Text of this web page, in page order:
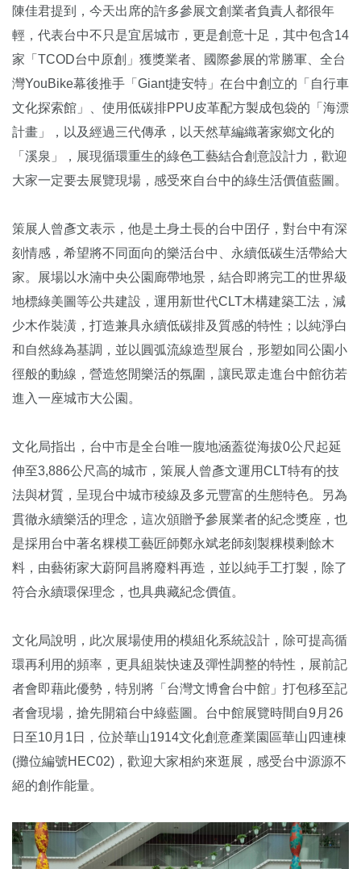
陳佳君提到，今天出席的許多參展文創業者負責人都很年
輕，代表台中不只是宜居城市，更是創意十足，其中包含14
家「TCOD台中原創」獲獎業者、國際參展的常勝軍、全台
灣YouBike幕後推手「Giant捷安特」在台中創立的「自行車
文化探索館」、使用低碳排PPU皮革配方製成包袋的「海漂
計畫」，以及經過三代傳承，以天然草編織著家鄉文化的
「溪泉」，展現循環重生的綠色工藝結合創意設計力，歡迎
大家一定要去展覽現場，感受來自台中的綠生活價值藍圖。
策展人曾彥文表示，他是土身土長的台中囝仔，對台中有深
刻情感，希望將不同面向的樂活台中、永續低碳生活帶給大
家。展場以水湳中央公園廊帶地景，結合即將完工的世界級
地標綠美圖等公共建設，運用新世代CLT木構建築工法，減
少木作裝潢，打造兼具永續低碳排及質感的特性；以純淨白
和自然綠為基調，並以圓弧流線造型展台，形塑如同公園小
徑般的動線，營造悠閒樂活的氛圍，讓民眾走進台中館彷若
進入一座城市大公園。
文化局指出，台中市是全台唯一腹地涵蓋從海拔0公尺起延
伸至3,886公尺高的城市，策展人曾彥文運用CLT特有的技
法與材質，呈現台中城市稜線及多元豐富的生態特色。另為
貫徹永續樂活的理念，這次頒贈予參展業者的紀念獎座，也
是採用台中著名粿模工藝匠師鄭永斌老師刻製粿模剩餘木
料，由藝術家大蔚阿昌將廢料再造，並以純手工打製，除了
符合永續環保理念，也具典藏紀念價值。
文化局說明，此次展場使用的模組化系統設計，除可提高循
環再利用的頻率，更具組裝快速及彈性調整的特性，展前記
者會即藉此優勢，特別將「台灣文博會台中館」打包移至記
者會現場，搶先開箱台中綠藍圖。台中館展覽時間自9月26
日至10月1日，位於華山1914文化創意產業園區華山四連棟
(攤位編號HEC02)，歡迎大家相約來逛展，感受台中源源不
絕的創作能量。